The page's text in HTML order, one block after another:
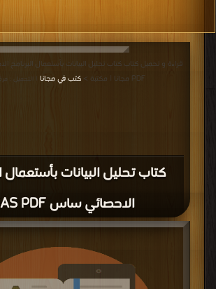
كتاب تحليل البيانات بأستعمال
الاحصائي ساس SAS PDF
PDF مجانا | مكتبة >
كتب في مجانا | التحميل :